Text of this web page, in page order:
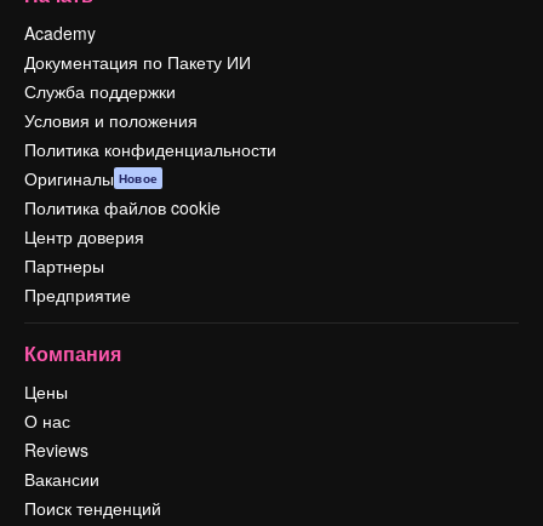
Academy
Документация по Пакету ИИ
Служба поддержки
Условия и положения
Политика конфиденциальности
Оригиналы Новое
Политика файлов cookie
Центр доверия
Партнеры
Предприятие
Компания
Цены
О нас
Reviews
Вакансии
Поиск тенденций